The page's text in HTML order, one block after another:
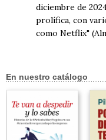
diciembre de
prolífica, con
como Netflix"
En nuestro catálogo